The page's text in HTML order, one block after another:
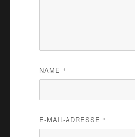
NAME *
E-MAIL-ADRESSE *